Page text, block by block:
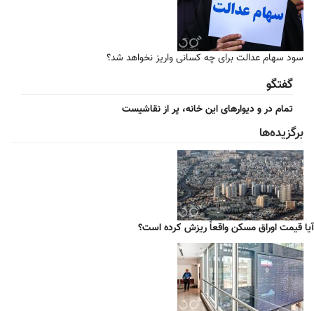
سود سهام عدالت برای چه کسانی واریز نخواهد شد؟
گفتگو
تمام در و دیوارهای این خانه، پر از نقاشیست
برگزیده‌ها
آیا قیمت اوراق مسکن واقعاً ریزش کرده است؟